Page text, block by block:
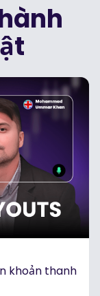
khoản thanh